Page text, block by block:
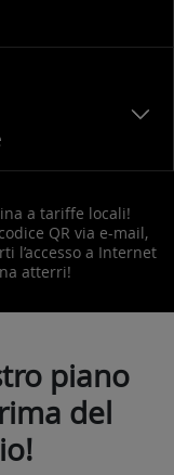
a tariffe locali!
QR via e-mail,
l’accesso a Internet
atterri!
piano
del